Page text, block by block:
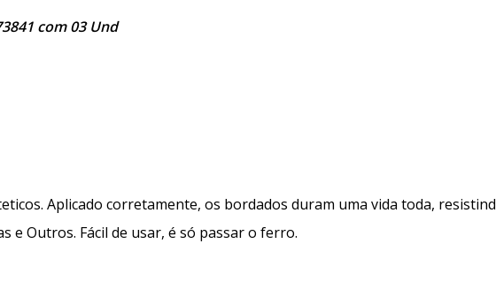
com 03 Und
Aplicado corretamente, os bordados duram uma vida toda,
e Outros. Fácil de usar, é só passar o ferro.